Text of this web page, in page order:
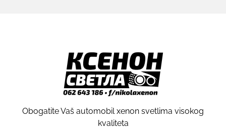
Obogatite Vaš automobil xenon svetlima visokog
kvaliteta